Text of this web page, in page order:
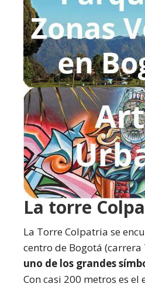
La torre
La Torre Colpatria se
centro de Bogotá (carrera
uno de los grandes
Con casi 200 metros es